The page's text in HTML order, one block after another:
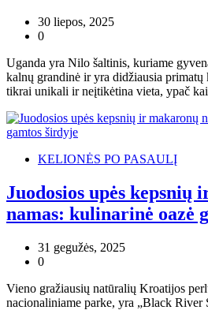
30 liepos, 2025
0
Uganda yra Nilo šaltinis, kuriame
kalnų grandinė ir yra didžiausia primatų
tikrai unikali ir neįtikėtina vieta, ypač
KELIONĖS PO PASAULĮ
Juodosios upės kepsnių
namas: kulinarinė oazė
31 gegužės, 2025
0
Vieno gražiausių natūralių Kroatijos
nacionaliniame parke, yra „Black River